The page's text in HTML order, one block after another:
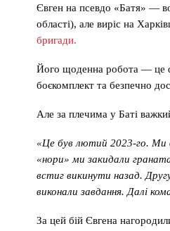
Євген на псевдо «Батя» —
області), але виріс на
бригади.
Його щоденна робота — це
боєкомплект та безпечно
Але за плечима у Баті
«Це був лютий 2023-го. Ми
«нори» ми закидали
встиг викинути назад.
виконали завдання. Далі
За цей бій Євгена